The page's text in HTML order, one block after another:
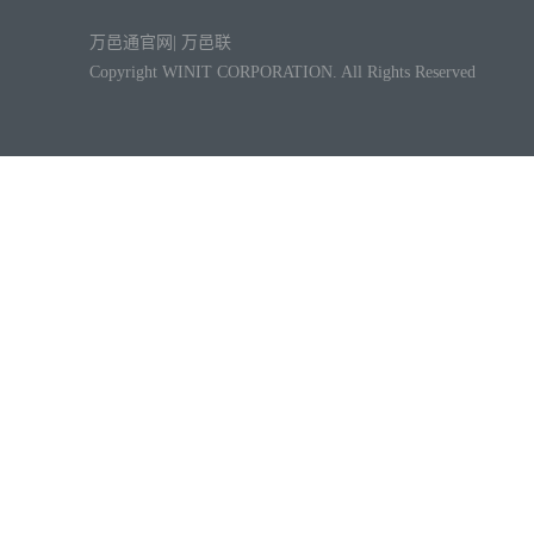
万邑通官网 | 万邑联
Copyright WINIT CORPORATION. All Rights Reserved